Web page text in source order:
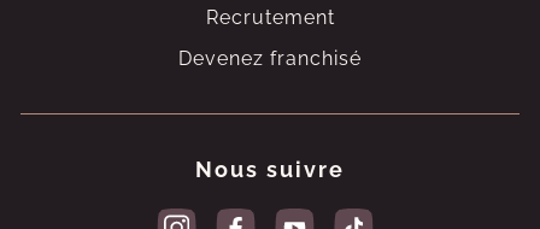
Recrutement
Devenez franchisé
Nous suivre